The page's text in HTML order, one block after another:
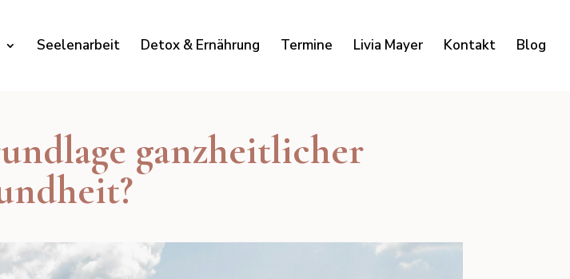
Seelenarbeit Detox & Ernährung Termine Livia Mayer Kontakt Blog
ganzheitlicher